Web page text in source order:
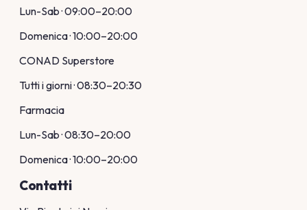
Lun-Sab · 09:00–20:00
Domenica · 10:00–20:00
CONAD Superstore
Tutti i giorni · 08:30–20:30
Farmacia
Lun-Sab · 08:30–20:00
Domenica · 10:00–20:00
Contatti